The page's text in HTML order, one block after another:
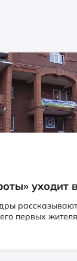
уходит
первых